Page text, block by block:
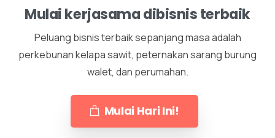
Mulai kerjasama dibisnis terbaik
Peluang bisnis terbaik sepanjang masa adalah
perkebunan kelapa sawit, peternakan sarang burung
walet, dan perumahan.
Mulai Hari Ini!